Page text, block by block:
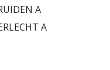
A
A